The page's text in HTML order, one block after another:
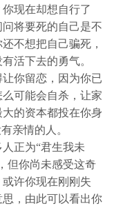
现在却想自行了
将要死的自己是不
不想把自己骗死，
活下去的勇气。
你留恋，因为你已
可能会自杀，让家
的资本都投在你身
亲情的人。
正为“君生我未
但你尚未感受这奇
许你现在刚刚失
，由此可以看出你